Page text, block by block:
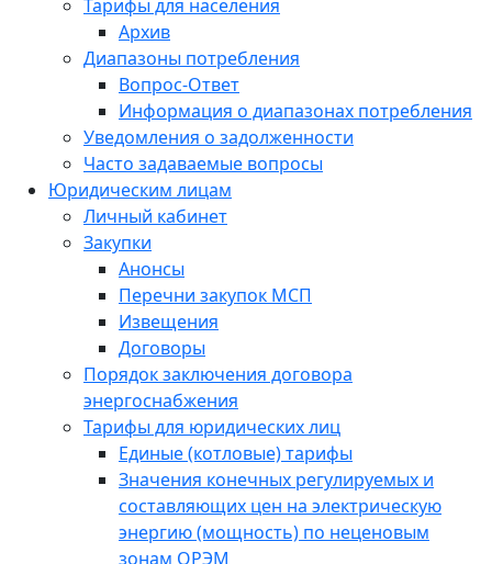
Тарифы для населения
Архив
Диапазоны потребления
Вопрос-Ответ
Информация о диапазонах потребления
Уведомления о задолженности
Часто задаваемые вопросы
Юридическим лицам
Личный кабинет
Закупки
Анонсы
Перечни закупок МСП
Извещения
Договоры
Порядок заключения договора
энергоснабжения
Тарифы для юридических лиц
Единые (котловые) тарифы
Значения конечных регулируемых и
составляющих цен на электрическую
энергию (мощность) по неценовым
зонам ОРЭМ